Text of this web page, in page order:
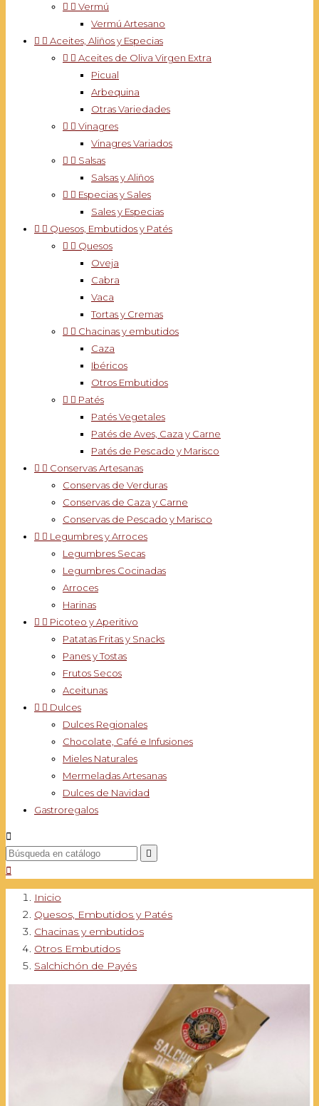
  Vermú
Vermú Artesano
  Aceites, Aliños y Especias
  Aceites de Oliva Virgen Extra
Picual
Arbequina
Otras Variedades
  Vinagres
Vinagres Variados
  Salsas
Salsas y Aliños
  Especias y Sales
Sales y Especias
  Quesos, Embutidos y Patés
  Quesos
Oveja
Cabra
Vaca
Tortas y Cremas
  Chacinas y embutidos
Caza
Ibéricos
Otros Embutidos
  Patés
Patés Vegetales
Patés de Aves, Caza y Carne
Patés de Pescado y Marisco
  Conservas Artesanas
Conservas de Verduras
Conservas de Caza y Carne
Conservas de Pescado y Marisco
  Legumbres y Arroces
Legumbres Secas
Legumbres Cocinadas
Arroces
Harinas
  Picoteo y Aperitivo
Patatas Fritas y Snacks
Panes y Tostas
Frutos Secos
Aceitunas
  Dulces
Dulces Regionales
Chocolate, Café e Infusiones
Mieles Naturales
Mermeladas Artesanas
Dulces de Navidad
Gastroregalos



Inicio
Quesos, Embutidos y Patés
Chacinas y embutidos
Otros Embutidos
Salchichón de Payés